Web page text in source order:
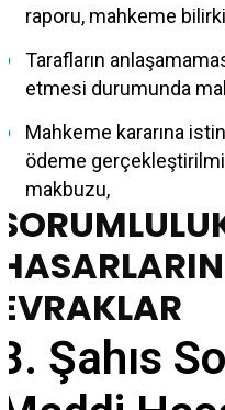
raporu, mahkeme
Tarafların
etmesi durumunda
Mahkeme kararına
ödeme
makbuzu,
Şahıs